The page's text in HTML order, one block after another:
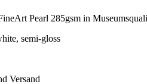
Pearl 285gsm in
semi-gloss
Versand